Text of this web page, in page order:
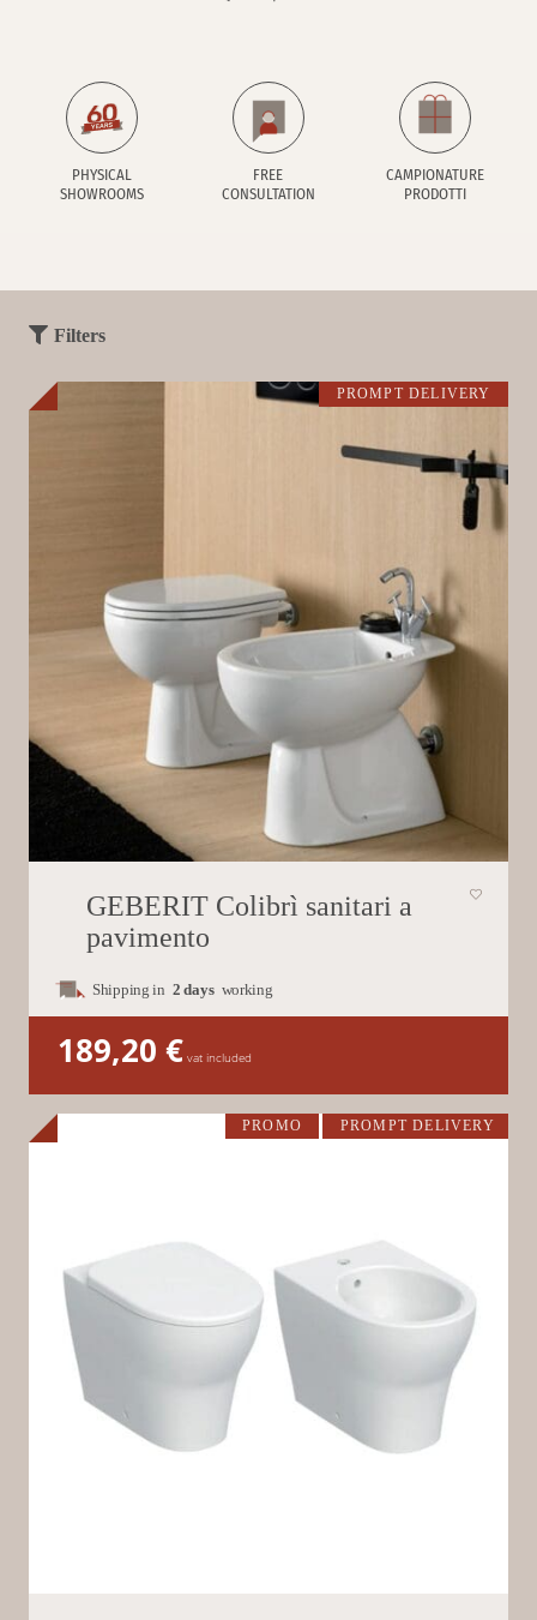
PHYSICAL
SHOWROOMS
FREE
CONSULTATION
CAMPIONATURE
PRODOTTI
Filters
PROMPT DELIVERY
GEBERIT Colibrì sanitari a
pavimento
Shipping in 2 days working
189,20 € vat included
PROMO PROMPT DELIVERY